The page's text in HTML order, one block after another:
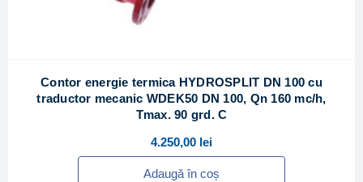
Contor energie termica HYDROSPLIT DN 100 cu
traductor mecanic WDEK50 DN 100, Qn 160 mc/h,
Tmax. 90 grd. C
4.250,00 lei
Adaugă în coș